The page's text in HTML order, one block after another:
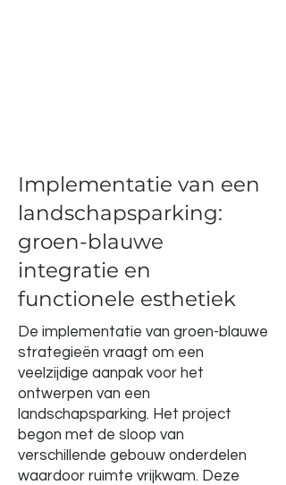
Implementatie van een
landschapsparking:
groen-blauwe
integratie en
functionele esthetiek
De implementatie van groen-blauwe
strategieën vraagt om een
veelzijdige aanpak voor het
ontwerpen van een
landschapsparking. Het project
begon met de sloop van
verschillende gebouw onderdelen
waardoor ruimte vrijkwam. Deze